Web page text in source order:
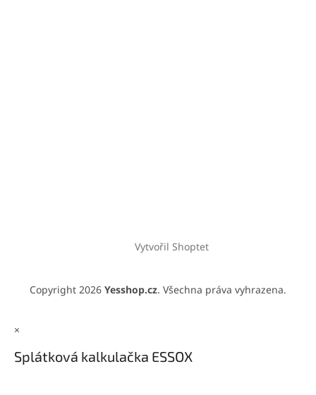
Vytvořil Shoptet
Copyright 2026 Yesshop.cz. Všechna práva vyhrazena.
×
Splátková kalkulačka ESSOX